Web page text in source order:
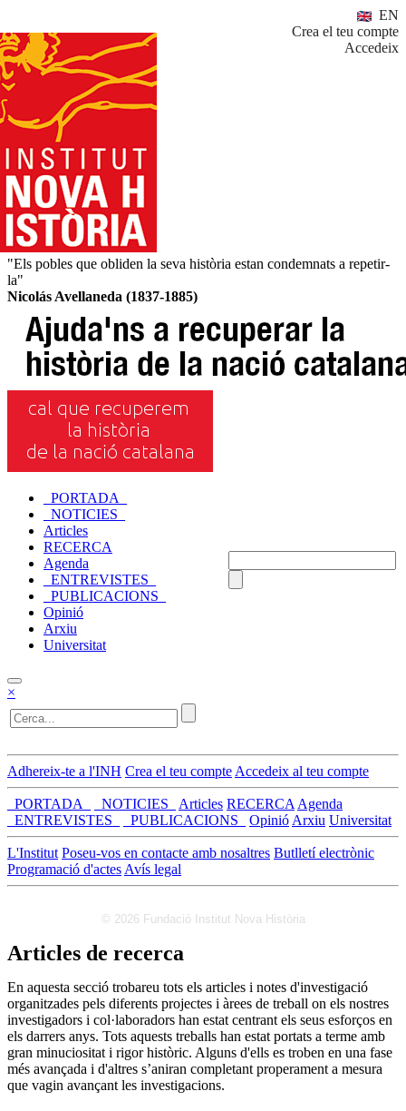
EN
Crea el teu compte
Accedeix
"Els pobles que obliden la seva història estan condemnats a repetir-
la"
Nicolás Avellaneda (1837-1885)
_PORTADA_
_NOTICIES_
Articles
RECERCA
Agenda
_ENTREVISTES_
_PUBLICACIONS_
Opinió
Arxiu
Universitat
×
Adhereix-te a l'INH Crea el teu compte Accedeix al teu compte
_PORTADA_ _NOTICIES_ Articles RECERCA Agenda
_ENTREVISTES_
_PUBLICACIONS_ Opinió Arxiu Universitat
L'Institut Poseu-vos en contacte amb nosaltres Butlletí electrònic
Programació d'actes Avís legal
© 2026 Fundació Institut Nova Història
Articles de recerca
En aquesta secció trobareu tots els articles i notes d'investigació
organitzades pels diferents projectes i àrees de treball on els nostres
investigadors i col·laboradors han estat centrant els seus esforços en
els darrers anys. Tots aquests treballs han estat portats a terme amb
gran minuciositat i rigor històric. Alguns d'ells es troben en una fase
més avançada i d'altres s’aniran completant properament a mesura
que vagin avançant les investigacions.